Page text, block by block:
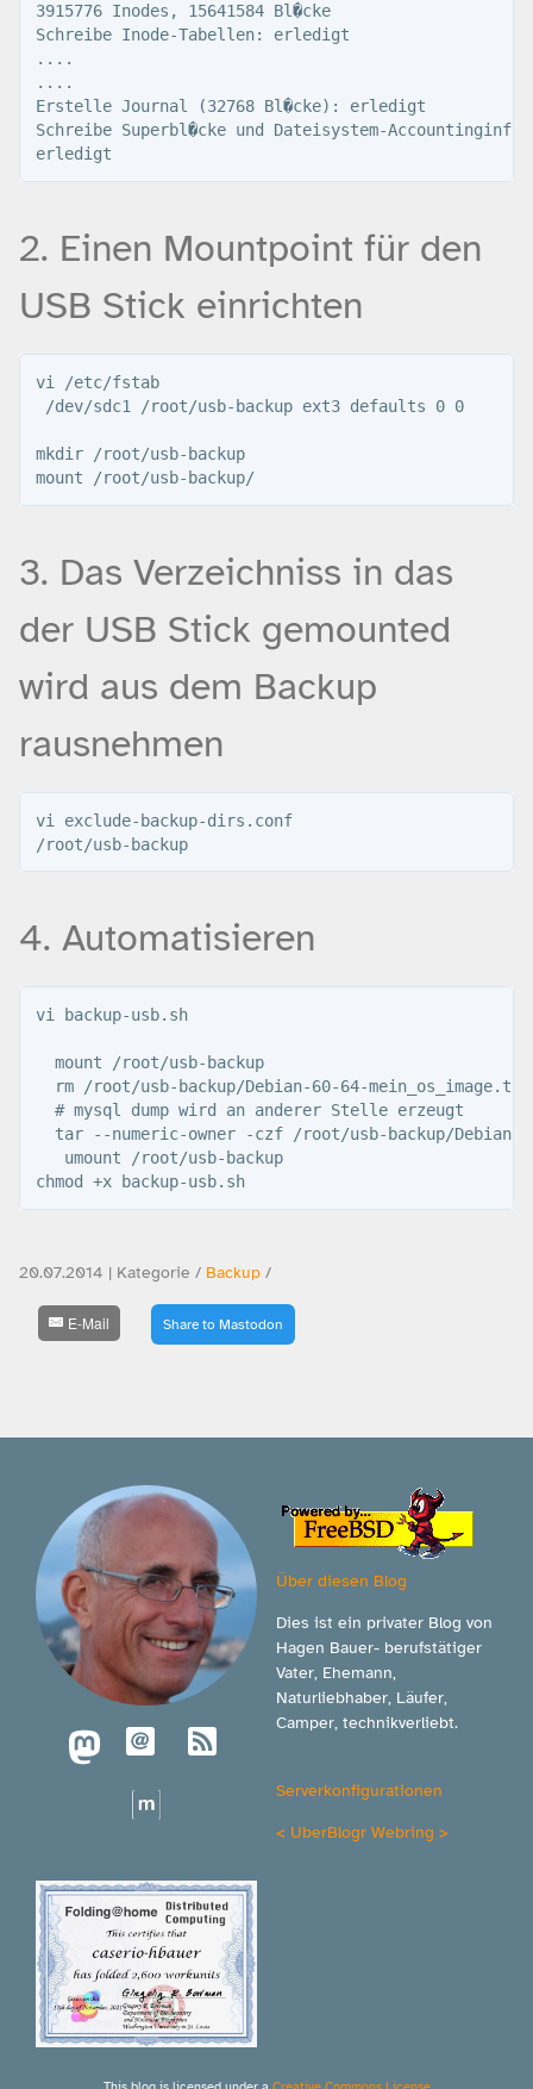
3915776 Inodes, 15641584 Bl�cke
Schreibe Inode-Tabellen:
....
....
Erstelle Journal (32768 Bl�cke): erledigt
Schreibe Superbl�cke und Dateisystem-
2. Einen Mountpoint für den
USB Stick einrichten
vi /etc/fstab
/dev/sdc1 /root/usb-backup ext3 defaults 0 0
mkdir /root/usb-backup
mount /root/usb-backup/
3. Das Verzeichniss in das
der USB Stick gemounted
wird aus dem Backup
rausnehmen
vi exclude-backup-dirs.conf
/root/usb-backup
4. Automatisieren
vi backup-usb.sh
  mount /root/usb-backup
rm /root/usb-backup/Debian-60-64-
  # mysql dump wird an anderer Stelle erzeugt
tar --numeric-owner -czf /root/usb-backup/
   umount /root/usb-backup
20.07.2014 | Kategorie / Backup /
E-Mail Share to Mastodon
Über diesen Blog
Dies ist ein privater Blog von
Hagen Bauer- berufstätiger
Vater, Ehemann,
Naturliebhaber, Läufer,
Camper, technikverliebt.
Serverkonfigurationen
< UberBlogr Webring >